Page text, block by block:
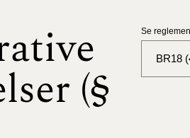
(§
Se
BR18